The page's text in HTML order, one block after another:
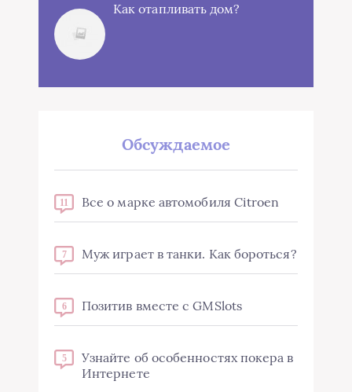
Как отапливать дом?
Обсуждаемое
11 Все о марке автомобиля Citroen
7 Муж играет в танки. Как бороться?
6 Позитив вместе с GMSlots
5
Узнайте об особенностях покера в
Интернете